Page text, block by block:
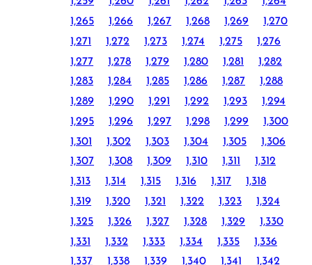
1,265
1,266 1,267 1,268 1,269
1,270
1,271
1,272 1,273 1,274 1,275
1,276
1,277
1,278 1,279 1,280 1,281
1,282
1,283
1,284 1,285 1,286 1,287
1,288
1,289
1,290 1,291 1,292 1,293
1,294
1,295
1,296 1,297 1,298 1,299
1,300
1,301
1,302 1,303 1,304 1,305
1,306
1,307
1,308 1,309 1,310 1,311
1,312
1,313
1,314 1,315 1,316 1,317
1,318
1,319
1,320 1,321 1,322 1,323
1,324
1,325
1,326 1,327 1,328 1,329
1,330
1,331
1,332 1,333 1,334 1,335
1,336
1,337
1,338 1,339 1,340 1,341
1,342